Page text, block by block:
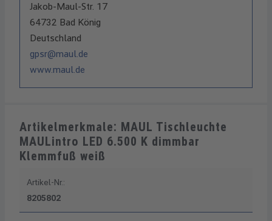
Jakob-Maul-Str. 17
64732 Bad König
Deutschland
gpsr@maul.de
www.maul.de
Artikelmerkmale: MAUL Tischleuchte
MAULintro LED 6.500 K dimmbar
Klemmfuß weiß
Artikel-Nr.:
8205802